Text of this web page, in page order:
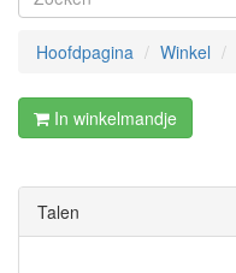
Hoofdpagina Winkel
In winkelmandje
Talen